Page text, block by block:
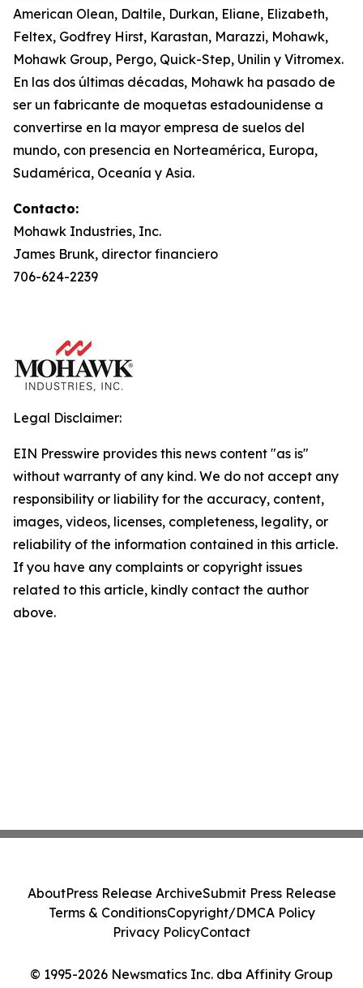
American Olean, Daltile, Durkan, Eliane, Elizabeth,
Feltex, Godfrey Hirst, Karastan, Marazzi, Mohawk,
Mohawk Group, Pergo, Quick-Step, Unilin y Vitromex.
En las dos últimas décadas, Mohawk ha pasado de
ser un fabricante de moquetas estadounidense a
convertirse en la mayor empresa de suelos del
mundo, con presencia en Norteamérica, Europa,
Sudamérica, Oceanía y Asia.
Contacto:
Mohawk Industries, Inc.
James Brunk, director financiero
706-624-2239
Legal Disclaimer:
EIN Presswire provides this news content "as is"
without warranty of any kind. We do not accept any
responsibility or liability for the accuracy, content,
images, videos, licenses, completeness, legality, or
reliability of the information contained in this article.
If you have any complaints or copyright issues
related to this article, kindly contact the author
above.
© 1995-2026 Newsmatics Inc. dba Affinity Group
AboutPress Release ArchiveSubmit Press Release
Terms & ConditionsCopyright/DMCA Policy
Privacy PolicyContact